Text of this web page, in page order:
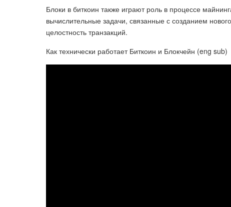
Блоки в биткоин также играют роль в процессе
вычислительные задачи, связанные с созданием
целостность транзакций.
Как технически работает Биткоин и Блокчейн (eng sub)